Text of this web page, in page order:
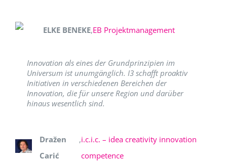
ELKE BENEKE,EB Projektmanagement
Innovation als eines der Grundprinzipien im
Universum ist unumgänglich. I3 schafft proaktiv
Initiativen in verschiedenen Bereichen der
Innovation, die für unsere Region und darüber
hinaus wesentlich sind.
Dražen
Carić
,i.c.i.c. – idea creativity innovation
competence